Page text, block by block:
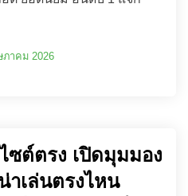
ภาคม 2026
ซต์ตรง เปิดมุมมอง
าเล่นตรงไหน